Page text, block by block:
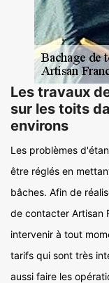
Les travaux
sur les toits
environs
Les problèmes
être réglés en
bâches. Afin de
de contacter Artisan
intervenir à tout
tarifs qui sont très
aussi faire les